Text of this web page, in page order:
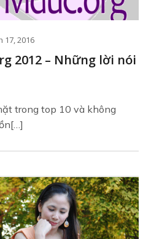
17, 2016
2012 – Những lời nói
trong top 10 và không